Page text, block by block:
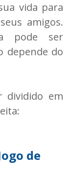
vida para
amigos.
pode ser
depende do
dividido em
de